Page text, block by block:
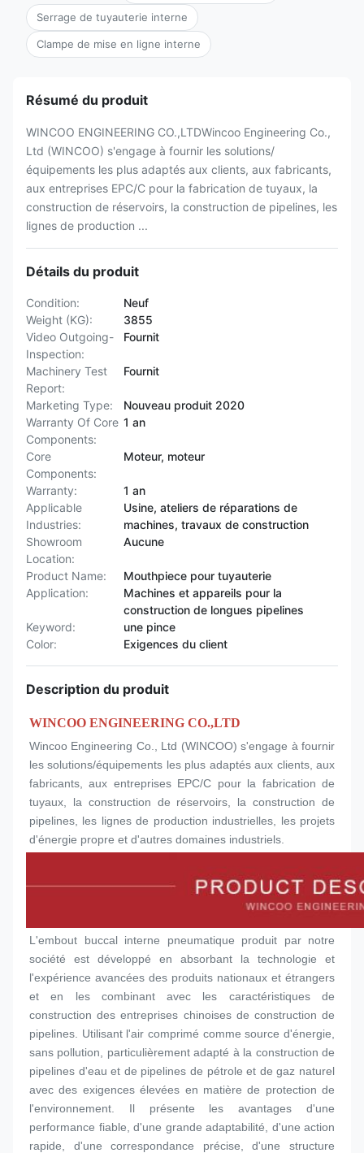
Serrage de tuyauterie interne
Clampe de mise en ligne interne
Résumé du produit
WINCOO ENGINEERING CO.,LTDWincoo Engineering Co.,
Ltd (WINCOO) s'engage à fournir les solutions/
équipements les plus adaptés aux clients, aux fabricants,
aux entreprises EPC/C pour la fabrication de tuyaux, la
construction de réservoirs, la construction de pipelines, les
lignes de production ...
Détails du produit
Condition:
Neuf
Weight (KG):
3855
Video Outgoing-
Inspection:
Fournit
Machinery Test
Report:
Fournit
Marketing Type:
Nouveau produit 2020
Warranty Of Core
Components:
1 an
Core
Components:
Moteur, moteur
Warranty:
1 an
Applicable
Industries:
Usine, ateliers de réparations de
machines, travaux de construction
Showroom
Location:
Aucune
Product Name:
Mouthpiece pour tuyauterie
Application:
Machines et appareils pour la
construction de longues pipelines
Keyword:
une pince
Color:
Exigences du client
Description du produit
WINCOO ENGINEERING CO.,LTD
Wincoo Engineering Co., Ltd (WINCOO) s'engage à fournir
les solutions/équipements les plus adaptés aux clients, aux
fabricants, aux entreprises EPC/C pour la fabrication de
tuyaux, la construction de réservoirs, la construction de
pipelines, les lignes de production industrielles, les projets
d'énergie propre et d'autres domaines industriels.
L'embout buccal interne pneumatique produit par notre
société est développé en absorbant la technologie et
l'expérience avancées des produits nationaux et étrangers
et en les combinant avec les caractéristiques de
construction des entreprises chinoises de construction de
pipelines. Utilisant l'air comprimé comme source d'énergie,
sans pollution, particulièrement adapté à la construction de
pipelines d'eau et de pipelines de pétrole et de gaz naturel
avec des exigences élevées en matière de protection de
l'environnement. Il présente les avantages d'une
performance fiable, d'une grande adaptabilité, d'une action
rapide, d'une correspondance précise, d'une structure